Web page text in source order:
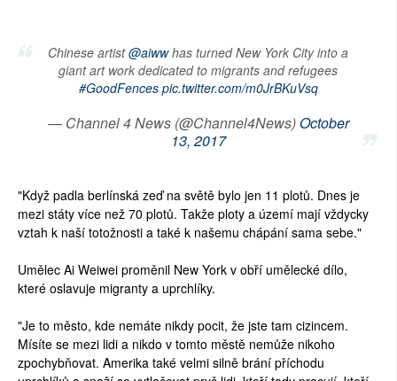
Chinese artist@aiwwhas turned New York City into a
giant art work dedicated to migrants and refugees
#GoodFences pic.twitter.com/m0JrBKuVsq
— Channel 4 News (@Channel4News)October
13, 2017
"Když padla berlínská zeď na světě bylo jen 11 plotů. Dnes je
mezi státy více než 70 plotů. Takže ploty a území mají vždycky
vztah k naší totožnosti a také k našemu chápání sama sebe."
Umělec Ai Weiwei proměnil New York v obří umělecké dílo,
které oslavuje migranty a uprchlíky.
"Je to město, kde nemáte nikdy pocit, že jste tam cizincem.
Mísíte se mezi lidi a nikdo v tomto městě nemůže nikoho
zpochybňovat. Amerika také velmi silně brání příchodu